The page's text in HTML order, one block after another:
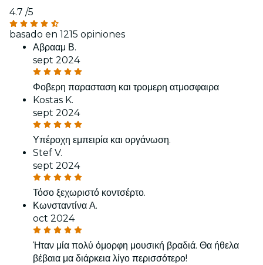
4.7 /5
basado en 1215 opiniones
Αβρααμ Β.
sept 2024
Φοβερη παρασταση και τρομερη ατμοσφαιρα
Kostas K.
sept 2024
Υπέροχη εμπειρία και οργάνωση.
Stef V.
sept 2024
Τόσο ξεχωριστό κοντσέρτο.
Κωνσταντίνα Α.
oct 2024
Ήταν μία πολύ όμορφη μουσική βραδιά. Θα ήθελα
βέβαια μα διάρκεια λίγο περισσότερο!